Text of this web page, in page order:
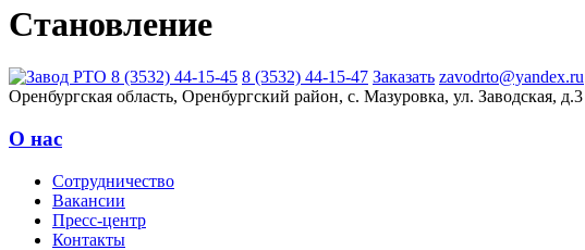
Становление
8 (3532) 44-15-45 8 (3532) 44-15-47 Заказать zavodrto@yandex.ru
Оренбургская область, Оренбургский район, с. Мазуровка, ул. Заводская, д.3
О нас
Сотрудничество
Вакансии
Пресс-центр
Контакты